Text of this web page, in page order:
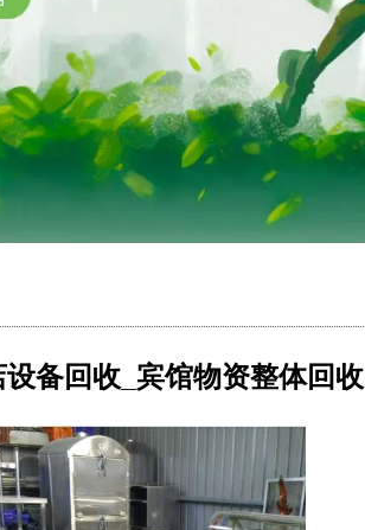
备回收_宾馆物资整体回收